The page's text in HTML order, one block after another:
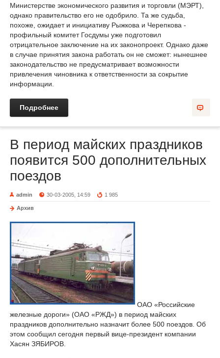
Министерстве экономического развития и торговли (МЭРТ),
однако правительство его не одобрило. Та же судьба,
похоже, ожидает и инициативу Рыжкова и Черепкова -
профильный комитет Госдумы уже подготовил
отрицательное заключение на их законопроект. Однако даже
в случае принятия закона работать он не сможет: нынешнее
законодательство не предусматривает возможности
привлечения чиновника к ответственности за сокрытие
информации.
Подробнее
В период майских праздников
появится 500 дополнительных
поездов
admin 30-03-2005, 14:59 1 985
Архив
ОАО «Российские
железные дороги» (ОАО «РЖД») в период майских
праздников дополнительно назначит более 500 поездов. Об
этом сообщил сегодня первый вице-президент компании
Хасян ЗЯБИРОВ.